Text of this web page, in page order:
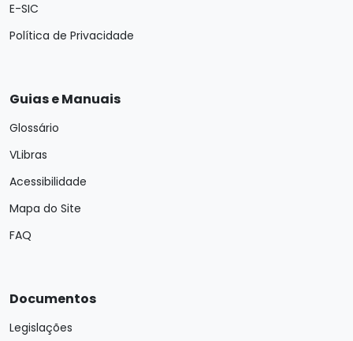
E-SIC
Política de Privacidade
Guias e Manuais
Glossário
VLibras
Acessibilidade
Mapa do Site
FAQ
Documentos
Legislações